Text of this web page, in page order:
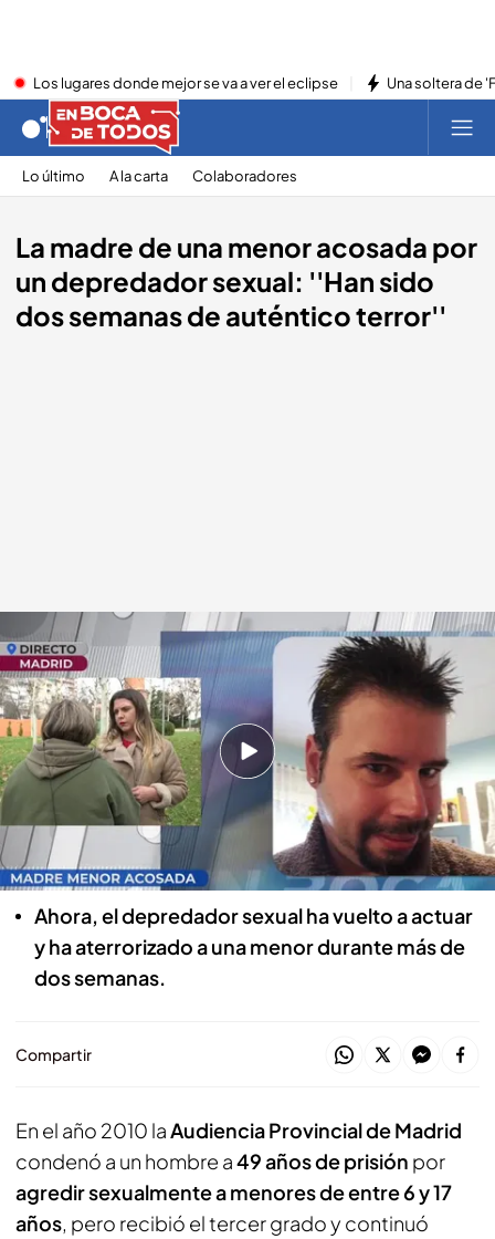
Los lugares donde mejor se va a ver el eclipse Una soltera de
Lo último A la carta Colaboradores
La madre de una menor acosada por
un depredador sexual: ''Han sido
dos semanas de auténtico terror''
Hablamos con la madre de la menor acosada
En boca de todos
14 FEB 2024 - 13:24h.
En 2010 la Audiencia Provincial de Madrid
condenó al hombre a 49 años de prisión por
agredir sexualmente a menores de entre 6 y 17
años, pero obtuvo el tercer grado.
Ahora, el depredador sexual ha vuelto a actuar
y ha aterrorizado a una menor durante más de
dos semanas.
Compartir
En el año 2010 laAudiencia Provincial de Madrid
condenó a un hombre a49 años de prisión por
agredir sexualmente a menores de entre 6 y 17
años, pero recibió el tercer grado y continuó